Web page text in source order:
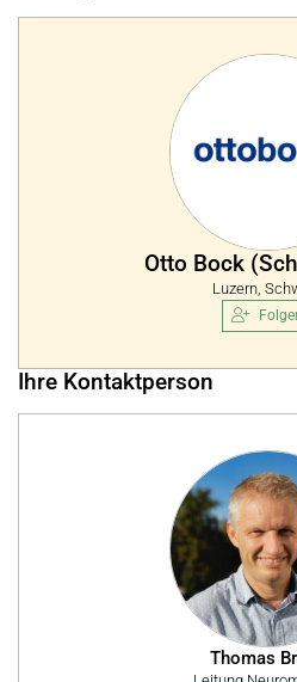
Otto Bock
Luzern,
Ihre Kontaktperson
Thomas